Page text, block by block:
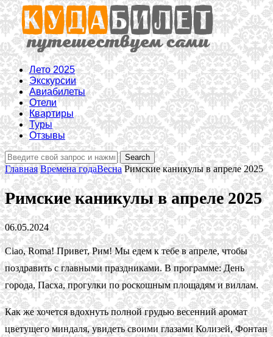
Лето 2025
Экскурсии
Авиабилеты
Отели
Квартиры
Туры
Отзывы
Главная Времена годаВесна Римские каникулы в апреле 2025
Римские каникулы в апреле 2025
06.05.2024
Сiao, Roma! Привет, Рим! Мы едем к тебе в апреле, чтобы
поздравить с главными праздниками. В программе: День
города, Пасха, прогулки по роскошным площадям и виллам.
Как же хочется вдохнуть полной грудью весенний аромат
цветущего миндаля, увидеть своими глазами Колизей, Фонтан